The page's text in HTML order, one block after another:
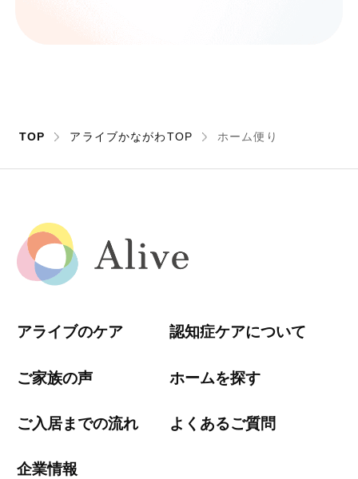
TOP アライブかながわTOP ホーム便り
アライブのケア 認知症ケアについて
ご家族の声 ホームを探す
ご入居までの流れ よくあるご質問
企業情報